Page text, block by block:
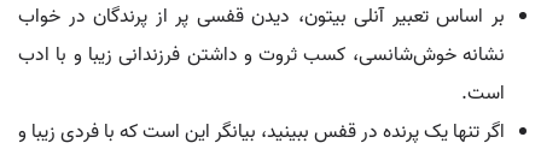
بر اساس تعبیر آنلی بیتون، دیدن قفسی پر از پرندگان در خواب
نشانه خوش‌شانسی، کسب ثروت و داشتن فرزندانی زیبا و با ادب
است.
اگر تنها یک پرنده در قفس ببینید، بیانگر این است که با فردی زیبا و